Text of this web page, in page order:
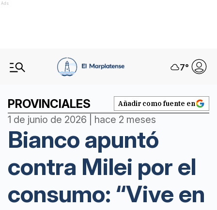
Ads
7°
PROVINCIALES Añadir como fuente en
1 de junio de 2026 | hace 2 meses
Bianco apuntó
contra Milei por el
consumo: “Vive en